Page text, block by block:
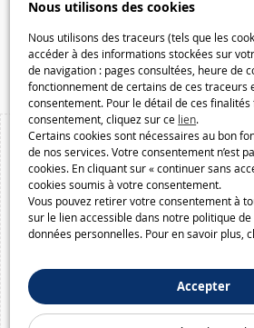
Nous utilisons des cookies
Nous utilisons des traceurs (tels que les
accéder à des informations stockées sur
de navigation : pages consultées, heure de
fonctionnement de certains de ces traceurs
consentement. Pour le détail de ces
consentement, cliquez sur ce lien.
Certains cookies sont nécessaires au bon
de nos services. Votre consentement n’est
cookies. En cliquant sur « continuer sans
cookies soumis à votre consentement.
Vous pouvez retirer votre consentement à
sur le lien accessible dans notre politique
données personnelles. Pour en savoir plus,
Accepter
Galaxiespielzeug.be
Speelgoedmelkweg.be
Macway.com